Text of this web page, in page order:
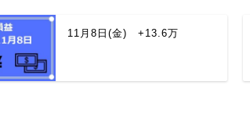
11月8日(金) +13.6万